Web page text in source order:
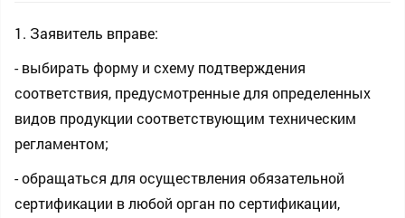
1. Заявитель вправе:
- выбирать форму и схему подтверждения
соответствия, предусмотренные для определенных
видов продукции соответствующим техническим
регламентом;
- обращаться для осуществления обязательной
сертификации в любой орган по сертификации,